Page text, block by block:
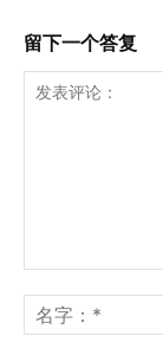
留下一个答复